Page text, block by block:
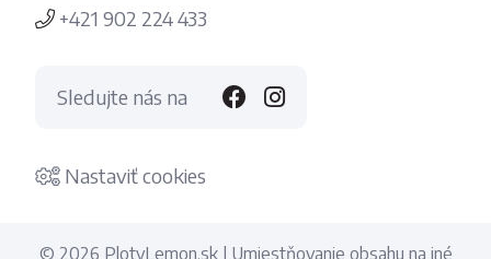
+421 902 224 433
Sledujte nás na
Nastaviť cookies
© 2026 PlotyLemon.sk | Umiestňovanie obsahu na iné